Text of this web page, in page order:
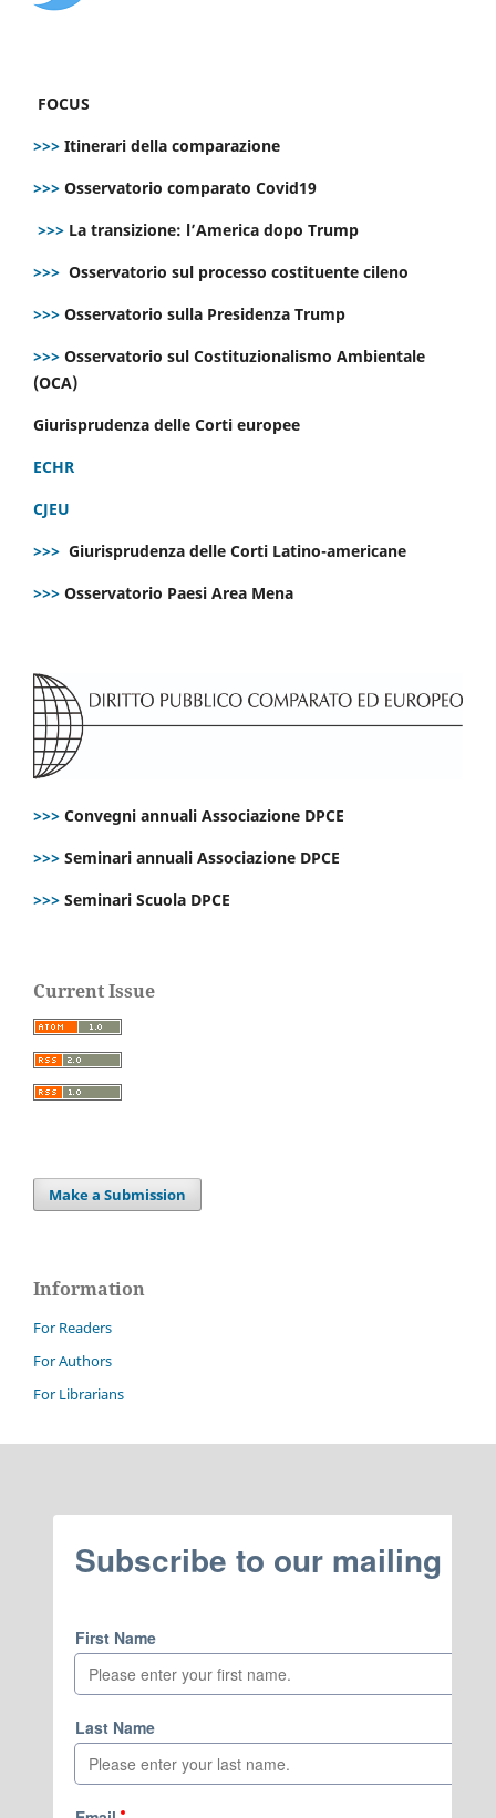
FOCUS
>>> Itinerari della comparazione
>>> Osservatorio comparato Covid19
>>> La transizione: l’America dopo Trump
>>> Osservatorio sul processo costituente cileno
>>> Osservatorio sulla Presidenza Trump
>>> Osservatorio sul Costituzionalismo Ambientale
(OCA)
Giurisprudenza delle Corti europee
ECHR
CJEU
>>> Giurisprudenza delle Corti Latino-americane
>>> Osservatorio Paesi Area Mena
>>> Convegni annuali Associazione DPCE
>>> Seminari annuali Associazione DPCE
>>> Seminari Scuola DPCE
Current Issue
Make a Submission
Information
For Readers
For Authors
For Librarians